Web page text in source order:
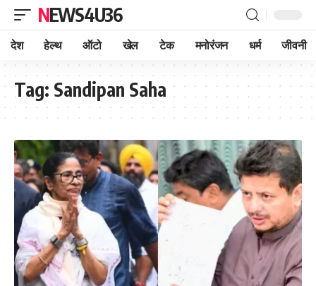
NEWS4U36
देश हेल्थ ऑटो खेल टेक मनोरंजन धर्म जीवनी
Tag: Sandipan Saha